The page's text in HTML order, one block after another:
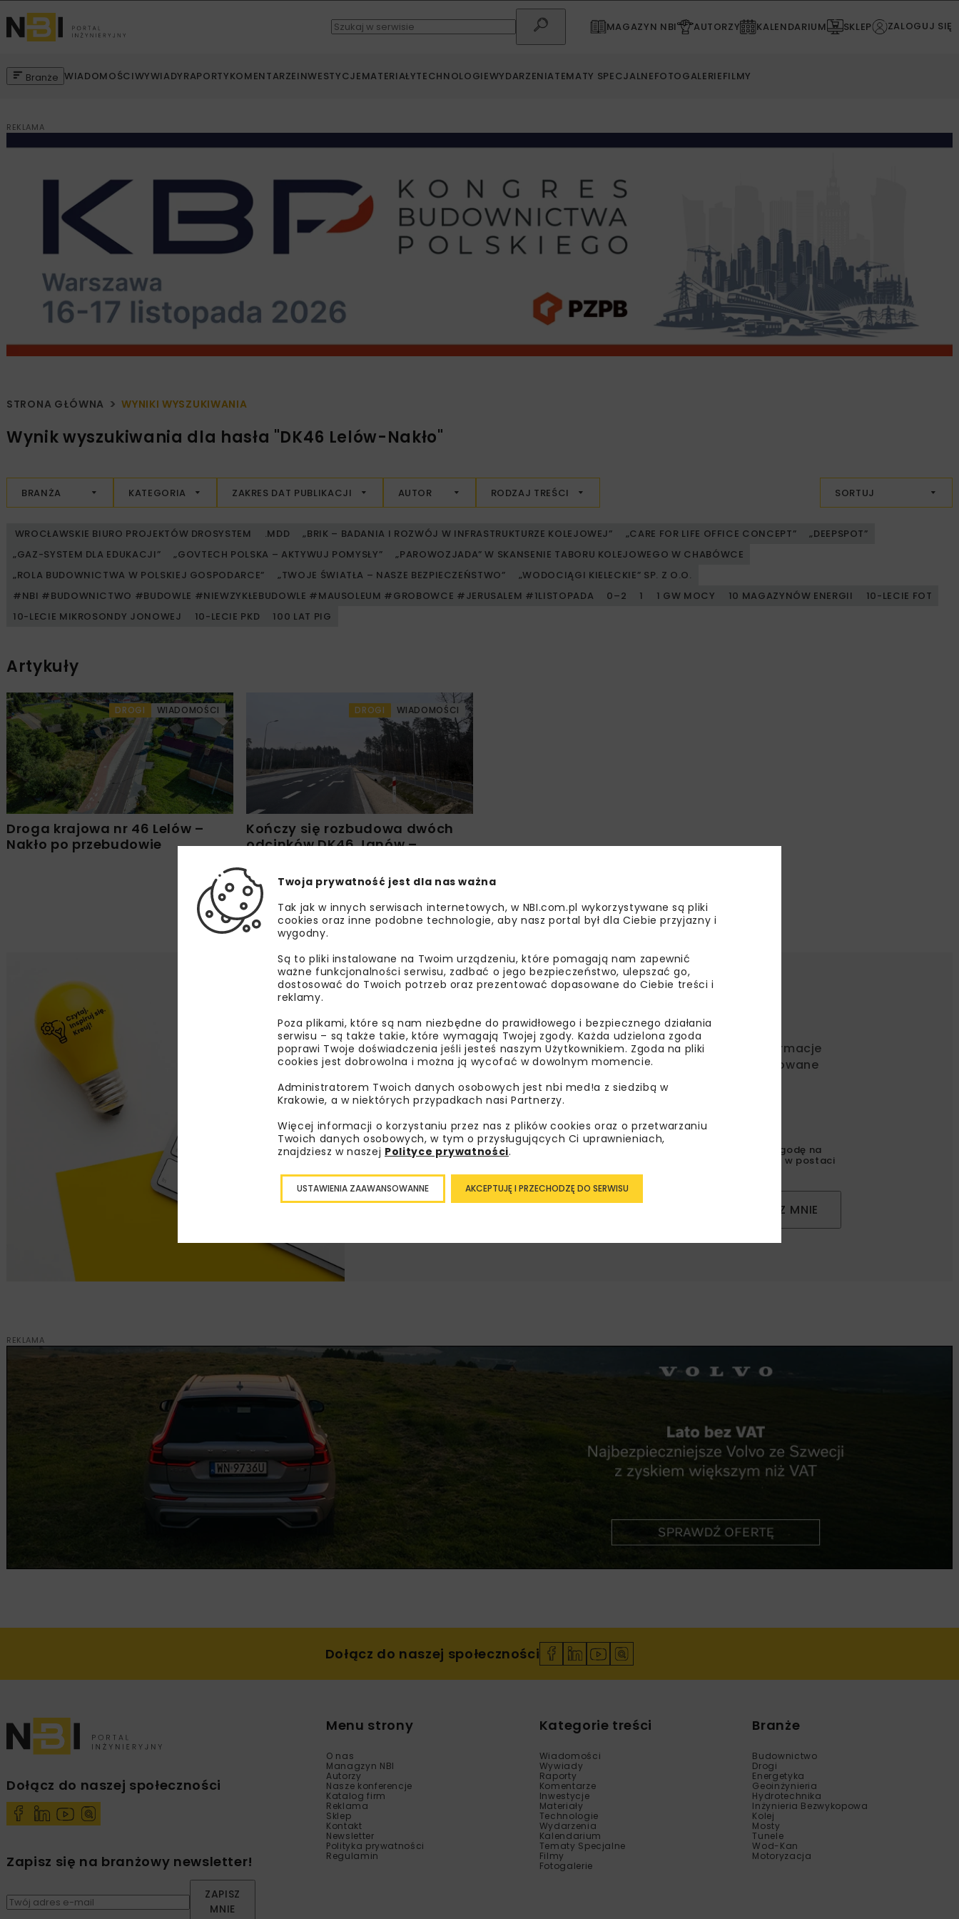
MAGAZYN NBI AUTORZY KALENDARIUM SKLEP ZALOGUJ SIĘ
Branże WIADOMOŚCIWYWIADYRAPORTYKOMENTARZEINWESTYCJEMATERIAŁYTECHNOLOGIEWYDARZENIATEMATY SPECJALNEFOTOGALERIEFILMY
REKLAMA
STRONA GŁÓWNA WYNIKI WYSZUKIWANIA
Wynik wyszukiwania dla hasła "DK46 Lelów-Nakło"
BRANŻA KATEGORIA ZAKRES DAT PUBLIKACJI AUTOR RODZAJ TREŚCI SORTUJ
WROCŁAWSKIE BIURO PROJEKTÓW DROSYSTEM .MDD „BRIK – BADANIA I ROZWÓJ W INFRASTRUKTURZE KOLEJOWEJ” „CARE FOR LIFE OFFICE CONCEPT”
„DEEPSPOT”
„GAZ-SYSTEM DLA EDUKACJI”
„GOVTECH POLSKA – AKTYWUJ POMYSŁY”
„PAROWOZJADA” W SKANSENIE TABORU KOLEJOWEGO W CHABÓWCE
„ROLA BUDOWNICTWA W POLSKIEJ GOSPODARCE”
„TWOJE ŚWIATŁA – NASZE BEZPIECZEŃSTWO”
„WODOCIĄGI KIELECKIE” SP. Z O.O.
#NBI #BUDOWNICTWO #BUDOWLE #NIEWZYKŁEBUDOWLE #MAUSOLEUM #GROBOWCE #JERUSALEM #1LISTOPADA
0–2 1 1 GW MOCY 10 MAGAZYNÓW ENERGII
10-LECIE FOT
10-LECIE MIKROSONDY JONOWEJ
10-LECIE PKD 100 LAT PIG
Artykuły
DROGI WIADOMOŚCI
Droga krajowa nr 46 Lelów –
Nakło po przebudowie
DROGI WIADOMOŚCI
Kończy się rozbudowa dwóch
odcinków DK46 Janów –
Lubisz wiedzieć więcej?
Zapisz się do newslettera aby otrzymywać od nas najlepsze informacje
branżowe, zaproszenia na wydarzenia, atrakcyjne oferty i dedykowane
akcje specjalne.
Zapoznałam/em się z Polityką Prywatności oraz wyrażam zgodę na
otrzymywanie na podany przeze mnie adres e-mail korespondencji handlowej w postaci
ZAPISZ MNIE
REKLAMA
Dołącz do naszej społeczności
Dołącz do naszej społeczności
Zapisz się na branżowy newsletter!
ZAPISZ
MNIE
Menu strony
O nas
Managzyn NBI
Autorzy
Nasze konferencje
Katalog firm
Reklama
Sklep
Kontakt
Newsletter
Polityka prywatności
Regulamin
Kategorie treści
Wiadomości
Wywiady
Raporty
Komentarze
Inwestycje
Materiały
Technologie
Wydarzenia
Kalendarium
Tematy Specjalne
Filmy
Fotogalerie
Branże
Budownictwo
Drogi
Energetyka
Geoinżynieria
Hydrotechnika
Inżynieria Bezwykopowa
Kolej
Mosty
Tunele
Wod-Kan
Motoryzacja
Twoja prywatność jest dla nas ważna
Tak jak w innych serwisach internetowych, w NBI.com.pl wykorzystywane są pliki
cookies oraz inne podobne technologie, aby nasz portal był dla Ciebie przyjazny i
wygodny.
Są to pliki instalowane na Twoim urządzeniu, które pomagają nam zapewnić
ważne funkcjonalności serwisu, zadbać o jego bezpieczeństwo, ulepszać go,
dostosować do Twoich potrzeb oraz prezentować dopasowane do Ciebie treści i
reklamy.
Poza plikami, które są nam niezbędne do prawidłowego i bezpiecznego działania
serwisu – są także takie, które wymagają Twojej zgody. Każda udzielona zgoda
poprawi Twoje doświadczenia jeśli jesteś naszym Użytkownikiem. Zgoda na pliki
cookies jest dobrowolna i można ją wycofać w dowolnym momencie.
Administratorem Twoich danych osobowych jest nbi med!a z siedzibą w
Krakowie, a w niektórych przypadkach nasi Partnerzy.
Więcej informacji o korzystaniu przez nas z plików cookies oraz o przetwarzaniu
Twoich danych osobowych, w tym o przysługujących Ci uprawnieniach,
znajdziesz w naszej Polityce prywatności.
AKCEPTUJĘ I PRZECHODZĘ DO SERWISU
USTAWIENIA ZAAWANSOWANNE